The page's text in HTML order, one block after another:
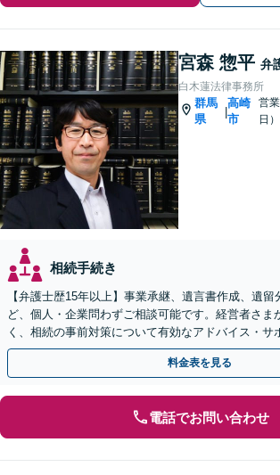
宮森 惣平 弁
白木蓮法律事務所
群馬
県
|
高崎
市
営
日）
相続手続き
【弁護士歴15年以上】事業承継、遺言書作成、遺留
ど、個人・企業問わずご相談可能です。経営者さま
く、相続の事前対策について有効なアドバイス・サ
す。ぜひご相談ください。【セカンドオピニオン対
料金表を見る
電話でお問い合わせ